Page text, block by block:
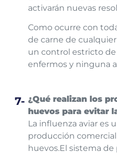
activarán nuevas
Como ocurre con
de carne de cualquier
un control estricto de
enfermos y ninguna
¿Qué realizan los
huevos para evitar
La influenza aviar es
producción
huevos.El sistema